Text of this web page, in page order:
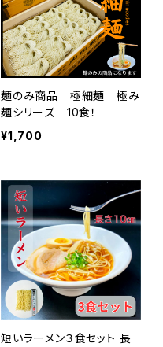
麺のみ商品 極細麺 極み
麺シリーズ 10食！
¥1,700
短いラーメン３食セット 長